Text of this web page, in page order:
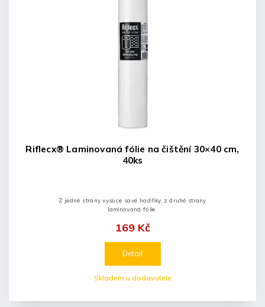
Riflecx® Laminovaná fólie na čištění 30×40 cm,
40ks
Skladem u dodavatele
169 Kč
Detail
Z jedné strany vysoce savé hadříky, z druhé strany
laminovaná fólie.